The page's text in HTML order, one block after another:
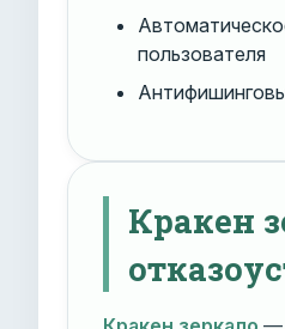
пользователя
Кракен